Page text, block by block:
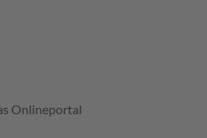
Onlineportal